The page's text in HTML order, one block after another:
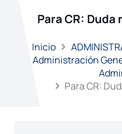
Para CR: Duda
Inicio
Administración
Para CR: